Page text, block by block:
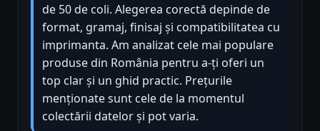
de 50 de coli. Alegerea corectă depinde de
format, gramaj, finisaj și compatibilitatea cu
imprimanta. Am analizat cele mai populare
produse din România pentru a-ți oferi un
top clar și un ghid practic. Prețurile
menționate sunt cele de la momentul
colectării datelor și pot varia.